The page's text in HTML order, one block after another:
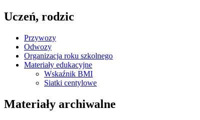
Uczeń, rodzic
Przywozy
Odwozy
Organizacja roku szkolnego
Materiały edukacyjne
Wskaźnik BMI
Siatki centylowe
Materiały archiwalne